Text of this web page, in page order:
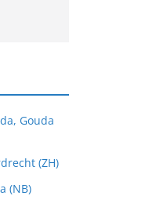
Gouda
(ZH)
(NB)